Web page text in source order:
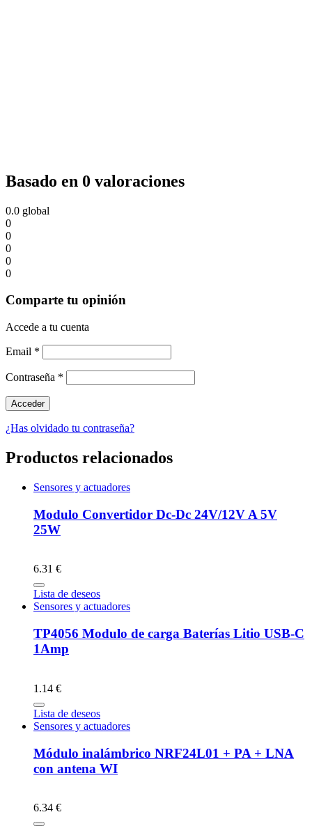
Basado en 0 valoraciones
0.0 global
0
0
0
0
0
Comparte tu opinión
Accede a tu cuenta
Email *
Contraseña *
¿Has olvidado tu contraseña?
Productos relacionados
Sensores y actuadores
Modulo Convertidor Dc-Dc 24V/12V A 5V
25W
6.31 €
Lista de deseos
Sensores y actuadores
TP4056 Modulo de carga Baterías Litio USB-C
1Amp
1.14 €
Lista de deseos
Sensores y actuadores
Módulo inalámbrico NRF24L01 + PA + LNA
con antena WI
6.34 €